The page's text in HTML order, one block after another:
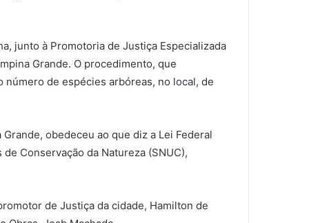
junto à Promotoria de Justiça Especializada
Grande. O procedimento, que
número de espécies arbóreas, no local, de
obedeceu ao que diz a Lei Federal
Conservação da Natureza (SNUC),
de Justiça da cidade, Hamilton de